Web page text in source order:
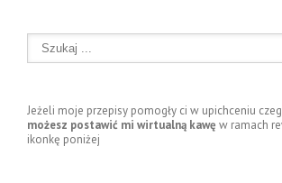
Jeżeli moje przepisy pomogły ci w upichceniu
możesz postawić mi wirtualną kawę w ramach
ikonkę poniżej